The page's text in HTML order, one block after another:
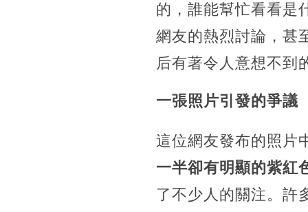
的，誰能幫忙看看是
網友的熱烈討論，甚
后有著令人意想不到
一張照片引發的爭議
這位網友發布的照片
一半卻有明顯的紫紅
了不少人的關注。許